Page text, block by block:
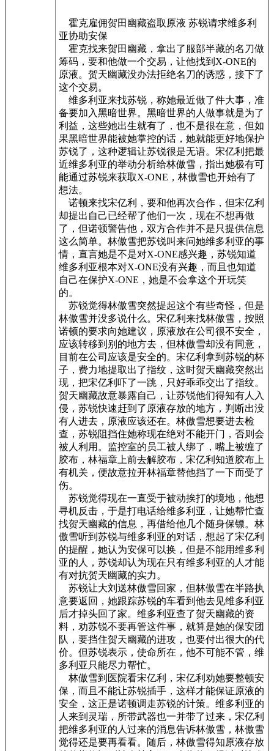
霍克雇佣贺田幽藏盗取原液 苏锐请求维多利
亚协助安保
霍克找来贺田幽藏，拿出了服部半藏的名刀做
筹码，要和他做一个交易，让他找到X-ONE的
原液。贺天幽藏没办法拒绝名刀的诱惑，接下了
这个交易。
维多利亚来找苏锐，称她最近做了件大事，准
备要加入黑暗世界。黑暗世界的人做事就是为了
利益，这些她出生就有了，也不是很在意，但如
果黑暗世界能被她掌控的话，她就能更好地保护
苏锐了，这种逻辑让苏锐很是无语。宋亿利把最
近维多利亚的举动分析给林傲雪，指出她极有可
能通过苏锐来获取X-ONE，林傲雪也开始有了
想法。
诺顿来找宋亿利，要和他再次合作，但宋亿利
却提出自己已经帮了他们一次，现在不想再做
了，但诺顿警告他，双方合作并不是只提供信息
这么简单。林傲雪把苏锐叫来问她维多利亚的事
情，直言她是不是对X-ONE感兴趣，苏锐知道
维多利亚根本对X-ONE没有兴趣，而且也知道
自己在保护X-ONE，她是不会拿这个开玩笑
的。
苏锐觉得林傲雪突然提起这个有些奇怪，但是
林傲雪并没多说什么。宋亿利来找林傲雪，按照
诺顿的要求向她建议，原液放在公司很不安全，
应该转移到别的地方去，但林傲雪却没有同意，
目前在公司应该是安全的。宋亿利拿到苏锐的杯
子，费力地提取出了指纹，这时贺天幽藏突然出
现，把宋亿利吓了一跳，只好乖乖交出了指纹。
贺天幽藏故意暴露自己，让苏锐他们得知有人入
侵，苏锐快速赶到了原液存放的地方，判断出没
有人进去，原液应该还在。林傲雪想要进去检
查，苏锐阻挡住她称现在绝对不能开门，否则会
被人利用。监控室的员工被人绑了，嘴上被缠了
胶布，林福章上前去解胶布，宋亿利知道胶布上
有机关，便故意拉开林福章替他挡了一下而受了
伤。
苏锐觉得现在一直受于被动挨打的境地，他想
寻机反击，于是打电话给维多利亚，让她帮忙查
找贺天幽藏的信息，再借给他几个随身保镖。林
傲雪听到苏锐与维多利亚的对话，想起了宋亿利
的提醒，她认为安保可以换，但是不能用维多利
亚的人，苏锐却认为现在只有维多利亚的人才能
有对抗贺天幽藏的实力。
苏锐让大刘送林傲雪回家，但林傲雪在半路执
意要返回，她跟踪苏锐的车看到他去见维多利亚
后才掉头回了家。维多利亚查了贺天幽藏的资
料，劝苏锐不要再管这件事，就算是她的保安团
队，要挡住贺天幽藏的进攻，也要付出很大的代
价。但苏锐表示，使命所在，他不可能不管，维
多利亚只能尽力帮忙。
林傲雪到医院看宋亿利，宋亿利劝她要整顿安
保，而且不能让苏锐插手，这样才能保证原液的
安全，这正是诺顿调走苏锐的计策。维多利亚的
人来到灵瑞，所带武器也一并带了过来，宋亿利
把维多利亚的人过来的消息告诉林傲雪，林傲雪
觉得还是要再看看。随后，林傲雪得知原液存放